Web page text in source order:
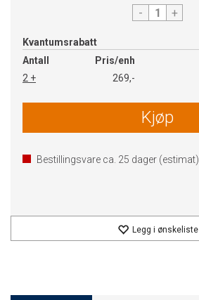
- +
Kvantumsrabatt
Antall
Pris/enh
2 +
269,-
Kjøp
Bestillingsvare ca. 25 dager (estimat)
Legg i ønskeliste